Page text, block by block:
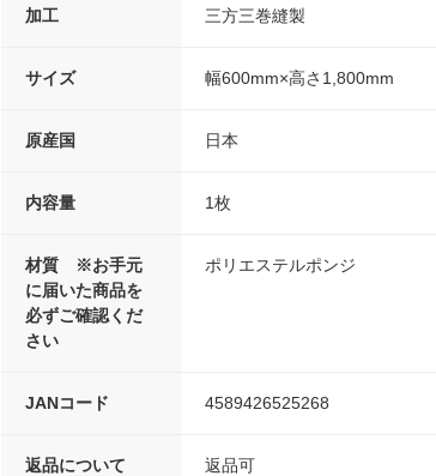
加工 三方三巻縫製
サイズ 幅600mm×高さ1,800mm
原産国 日本
内容量 1枚
材質 ※お手元
に届いた商品を
必ずご確認くだ
さい
ポリエステルポンジ
JANコード 4589426525268
返品について
返品可